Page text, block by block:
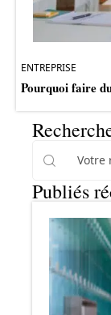
ENTREPRISE
Pourquoi faire
Publiés